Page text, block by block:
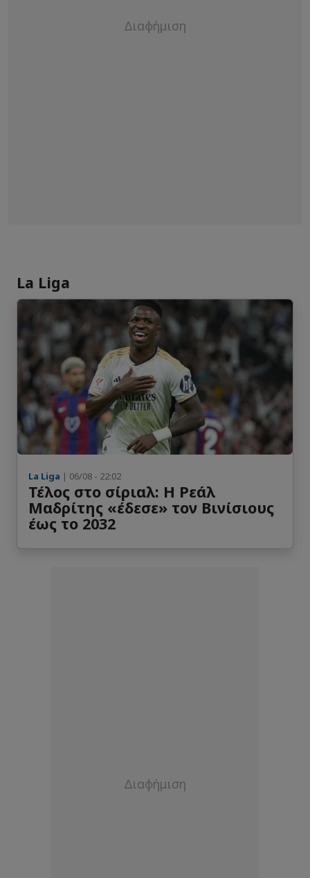
La Liga
La Liga | 06/08 - 22:02
Τέλος στο σίριαλ: Η Ρεάλ
Μαδρίτης «έδεσε» τον Βινίσιους
έως το 2032